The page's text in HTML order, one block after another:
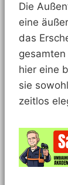
Die
eine
das
hier eine
sie
zeitlos